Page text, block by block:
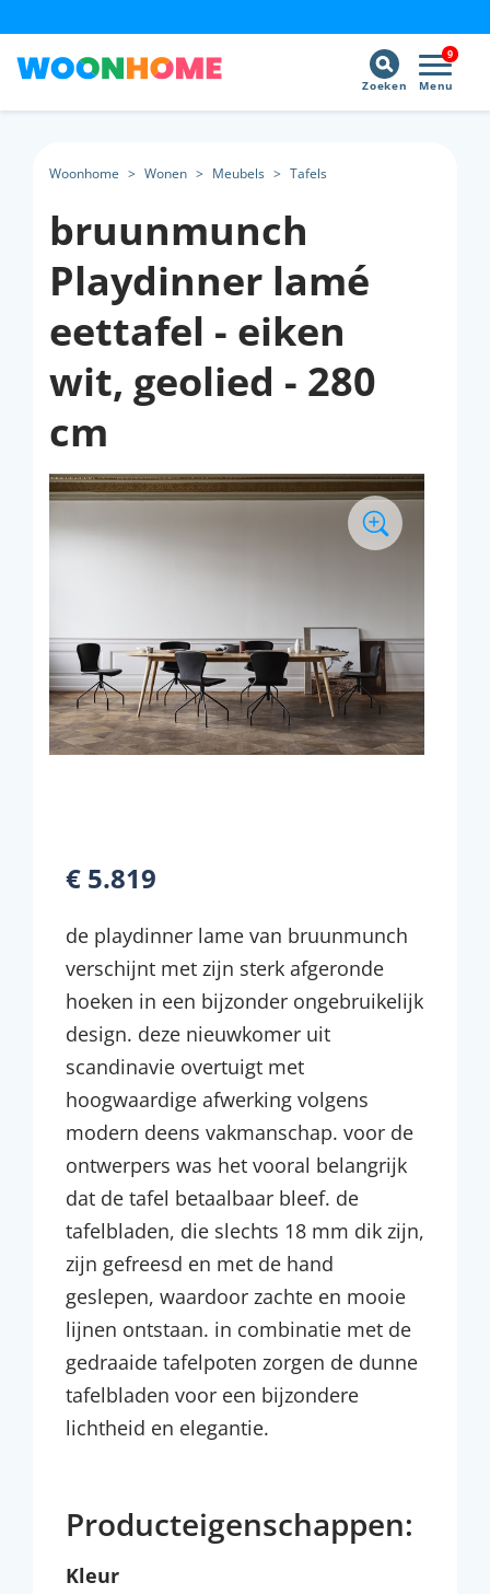
9
Menu
Zoeken
Woonhome > Wonen > Meubels > Tafels
bruunmunch
Playdinner lamé
eettafel - eiken
wit, geolied - 280
cm
€ 5.819
de playdinner lame van bruunmunch
verschijnt met zijn sterk afgeronde
hoeken in een bijzonder ongebruikelijk
design. deze nieuwkomer uit
scandinavie overtuigt met
hoogwaardige afwerking volgens
modern deens vakmanschap. voor de
ontwerpers was het vooral belangrijk
dat de tafel betaalbaar bleef. de
tafelbladen, die slechts 18 mm dik zijn,
zijn gefreesd en met de hand
geslepen, waardoor zachte en mooie
lijnen ontstaan. in combinatie met de
gedraaide tafelpoten zorgen de dunne
tafelbladen voor een bijzondere
lichtheid en elegantie.
Producteigenschappen:
Kleur